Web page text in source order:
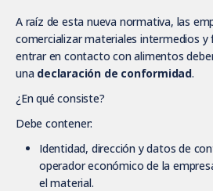
A raíz de esta nueva normativa, las
comercializar materiales intermedios y
entrar en contacto con alimentos
una declaración de conformidad.
¿En qué consiste?
Debe contener:
Identidad, dirección y datos de
operador económico de la
el material.